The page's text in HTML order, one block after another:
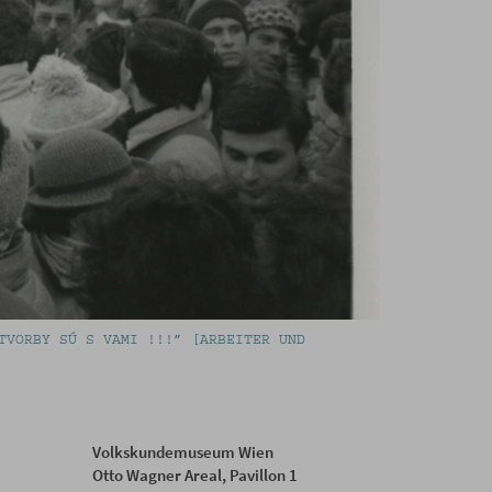
SÚ S VAMI !!!” [ARBEITER UND
Volkskundemuseum Wien
Otto Wagner Areal, Pavillon 1